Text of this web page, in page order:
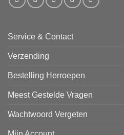
Service & Contact
Verzending
Bestelling Herroepen
Meest Gestelde Vragen
Wachtwoord Vergeten